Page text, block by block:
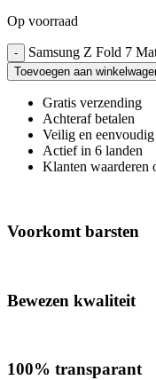
Op voorraad
Samsung Z Fold 7
Toevoegen aan
Gratis verzending
Achteraf betalen
Veilig en eenvoudig
Actief in 6 landen
Klanten waarderen
Voorkomt barsten
Bewezen kwaliteit
100% transparant